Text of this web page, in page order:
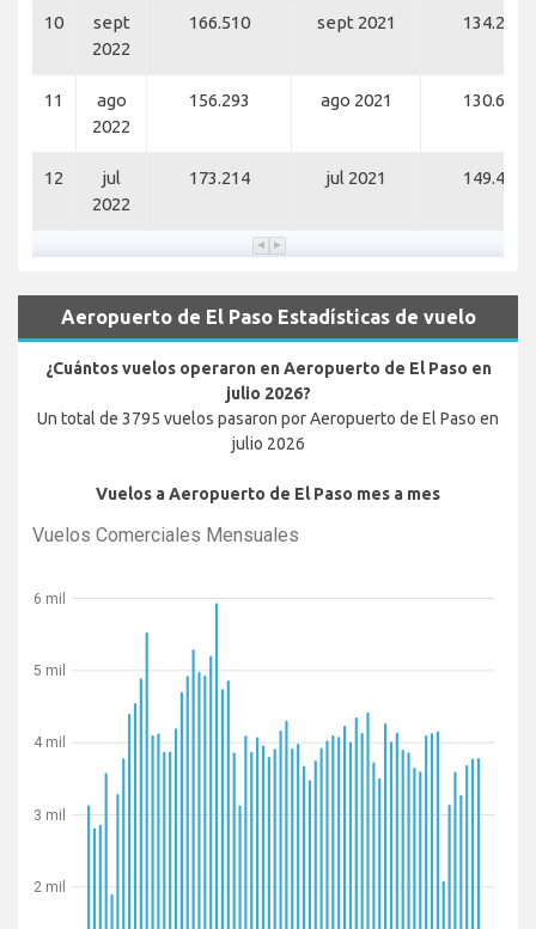
10
sept
2022
166.510 sept 2021 134.268
11
ago
2022
156.293 ago 2021 130.681
12
jul
2022
173.214 jul 2021 149.459
Aeropuerto de El Paso Estadísticas de vuelo
¿Cuántos vuelos operaron en Aeropuerto de El Paso en
julio 2026?
Un total de 3795 vuelos pasaron por Aeropuerto de El Paso en
julio 2026
Vuelos a Aeropuerto de El Paso mes a mes
Vuelos Comerciales Mensuales
2 mil
3 mil
4 mil
5 mil
6 mil